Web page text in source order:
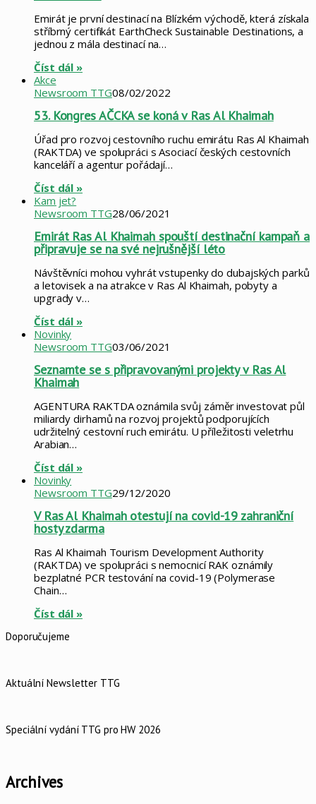
Emirát je první destinací na Blízkém východě, která získala
stříbrný certifikát EarthCheck Sustainable Destinations, a
jednou z mála destinací na…
Číst dál »
Akce
Newsroom TTG08/02/2022
53. Kongres AČCKA se koná v Ras Al Khaimah
Úřad pro rozvoj cestovního ruchu emirátu Ras Al Khaimah
(RAKTDA) ve spolupráci s Asociací českých cestovních
kanceláří a agentur pořádají…
Číst dál »
Kam jet?
Newsroom TTG28/06/2021
Emirát Ras Al Khaimah spouští destinační kampaň a
připravuje se na své nejrušnější léto
Návštěvníci mohou vyhrát vstupenky do dubajských parků
a letovisek a na atrakce v Ras Al Khaimah, pobyty a
upgrady v…
Číst dál »
Novinky
Newsroom TTG03/06/2021
Seznamte se s připravovanými projekty v Ras Al
Khaimah
AGENTURA RAKTDA oznámila svůj záměr investovat půl
miliardy dirhamů na rozvoj projektů podporujících
udržitelný cestovní ruch emirátu. U příležitosti veletrhu
Arabian…
Číst dál »
Novinky
Newsroom TTG29/12/2020
V Ras Al Khaimah otestují na covid-19 zahraniční
hosty zdarma
Ras Al Khaimah Tourism Development Authority
(RAKTDA) ve spolupráci s nemocnicí RAK oznámily
bezplatné PCR testování na covid-19 (Polymerase
Chain…
Číst dál »
Doporučujeme
Aktuální Newsletter TTG
Speciální vydání TTG pro HW 2026
Archives